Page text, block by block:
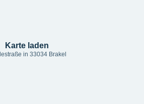
Karte laden
in 33034 Brakel